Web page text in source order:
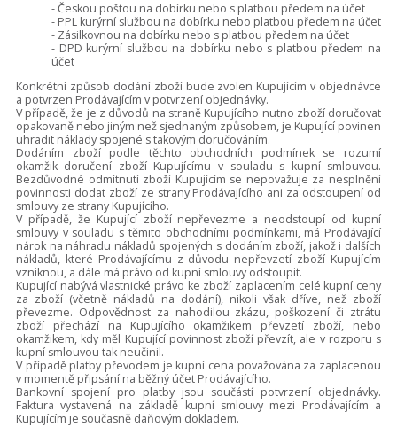
- Českou poštou na dobírku nebo s platbou předem na účet
- PPL kurýrní službou na dobírku nebo platbou předem na účet
- Zásilkovnou na dobírku nebo s platbou předem na účet
- DPD kurýrní službou na dobírku nebo s platbou předem na
účet
Konkrétní způsob dodání zboží bude zvolen Kupujícím v objednávce
a potvrzen Prodávajícím v potvrzení objednávky.
V případě, že je z důvodů na straně Kupujícího nutno zboží doručovat
opakovaně nebo jiným než sjednaným způsobem, je Kupující povinen
uhradit náklady spojené s takovým doručováním.
Dodáním zboží podle těchto obchodních podmínek se rozumí
okamžik doručení zboží Kupujícímu v souladu s kupní smlouvou.
Bezdůvodné odmítnutí zboží Kupujícím se nepovažuje za nesplnění
povinnosti dodat zboží ze strany Prodávajícího ani za odstoupení od
smlouvy ze strany Kupujícího.
V případě, že Kupující zboží nepřevezme a neodstoupí od kupní
smlouvy v souladu s těmito obchodními podmínkami, má Prodávající
nárok na náhradu nákladů spojených s dodáním zboží, jakož i dalších
nákladů, které Prodávajícímu z důvodu nepřevzetí zboží Kupujícím
vzniknou, a dále má právo od kupní smlouvy odstoupit.
Kupující nabývá vlastnické právo ke zboží zaplacením celé kupní ceny
za zboží (včetně nákladů na dodání), nikoli však dříve, než zboží
převezme. Odpovědnost za nahodilou zkázu, poškození či ztrátu
zboží přechází na Kupujícího okamžikem převzetí zboží, nebo
okamžikem, kdy měl Kupující povinnost zboží převzít, ale v rozporu s
kupní smlouvou tak neučinil.
V případě platby převodem je kupní cena považována za zaplacenou
v momentě připsání na běžný účet Prodávajícího.
Bankovní spojení pro platby jsou součástí potvrzení objednávky.
Faktura vystavená na základě kupní smlouvy mezi Prodávajícím a
Kupujícím je současně daňovým dokladem.